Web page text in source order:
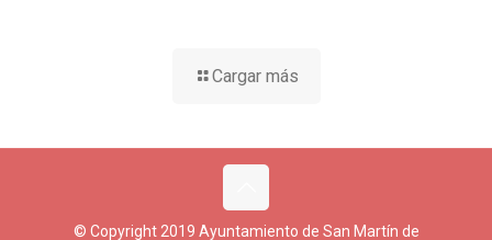
Cargar más
© Copyright 2019 Ayuntamiento de San Martín de